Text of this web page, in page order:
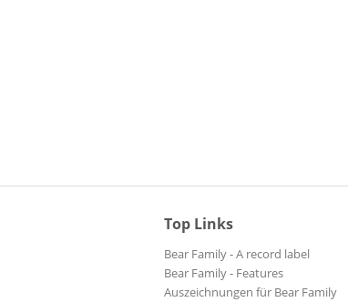
Top Links
Bear Family - A record label
Bear Family - Features
Auszeichnungen für Bear Family